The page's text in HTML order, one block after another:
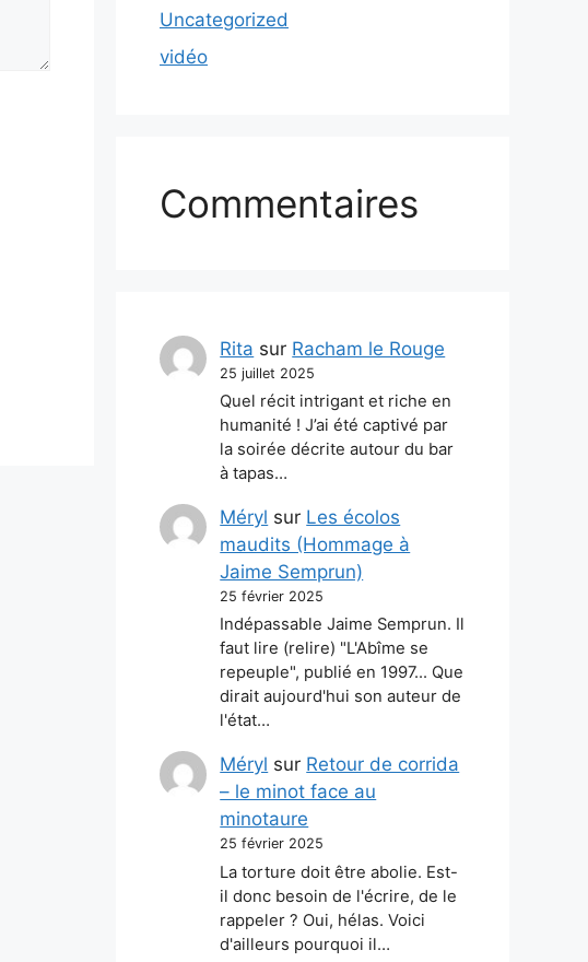
Uncategorized
vidéo
Commentaires
Rita sur Racham le Rouge
25 juillet 2025
Quel récit intrigant et riche en
humanité ! J’ai été captivé par
la soirée décrite autour du bar
à tapas…
Méryl sur Les écolos
maudits (Hommage à
Jaime Semprun)
25 février 2025
Indépassable Jaime Semprun. Il
faut lire (relire) "L'Abîme se
repeuple", publié en 1997... Que
dirait aujourd'hui son auteur de
l'état…
Méryl sur Retour de corrida
– le minot face au
minotaure
25 février 2025
La torture doit être abolie. Est-
il donc besoin de l'écrire, de le
rappeler ? Oui, hélas. Voici
d'ailleurs pourquoi il…